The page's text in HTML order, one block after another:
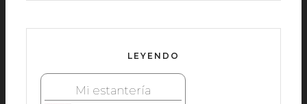
LEYENDO
Mi estantería